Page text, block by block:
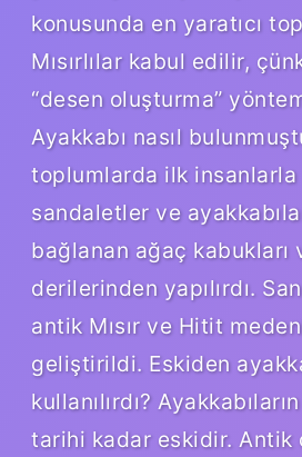
konusunda en yaratıcı
Mısırlılar kabul edilir,
“desen oluşturma”
Ayakkabı nasıl
toplumlarda ilk
sandaletler ve
bağlanan ağaç kabukları
derilerinden yapılırdı.
antik Mısır ve Hitit
geliştirildi. Eskiden
kullanılırdı?
tarihi kadar eskidir. Antik